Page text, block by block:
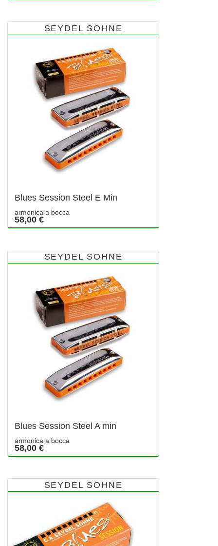
SEYDEL SOHNE
Blues Session Steel E Min
armonica a bocca
58,00 €
SEYDEL SOHNE
Blues Session Steel A min
armonica a bocca
58,00 €
SEYDEL SOHNE